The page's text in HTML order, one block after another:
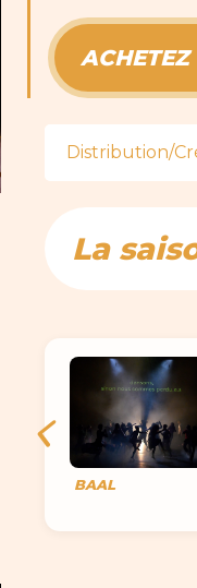
ACHETEZ
Distribution/
La
BAAL